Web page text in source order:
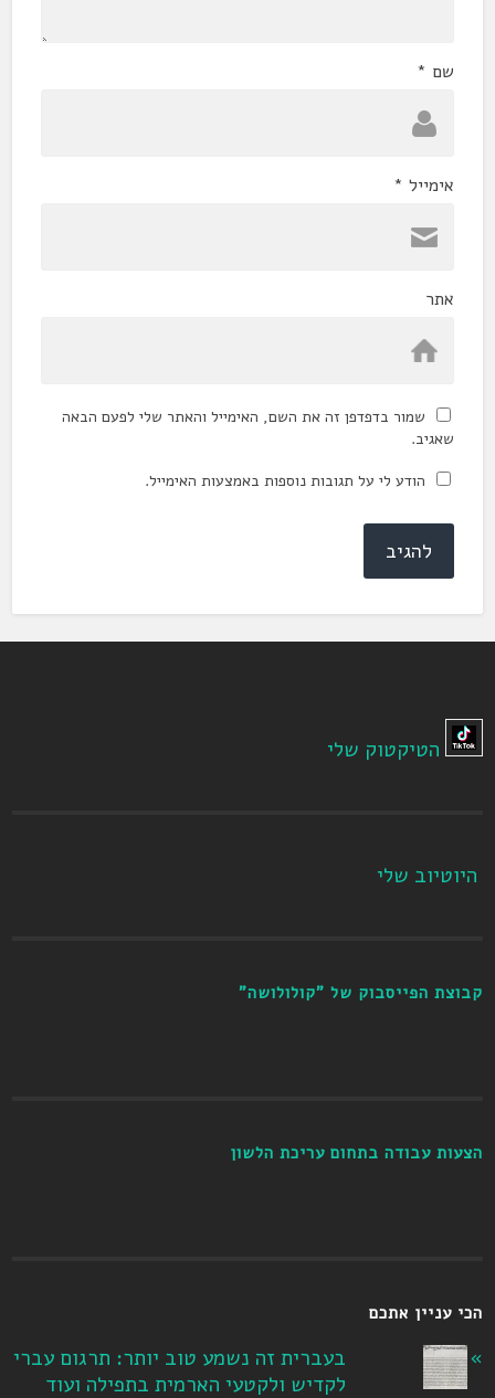
שם *
אימייל *
אתר
שמור בדפדפן זה את השם, האימייל והאתר שלי לפעם הבאה
שאגיב.
הודע לי על תגובות נוספות באמצעות האימייל.
הטיקטוק שלי
היוטיוב שלי
קבוצת הפייסבוק של "קולולושה"
הצעות עבודה בתחום עריכת הלשון
הכי עניין אתכם
בעברית זה נשמע טוב יותר: תרגום עברי
לקדיש ולקטעי הארמית בתפילה ועוד